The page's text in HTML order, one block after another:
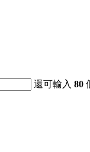
還可輸入80